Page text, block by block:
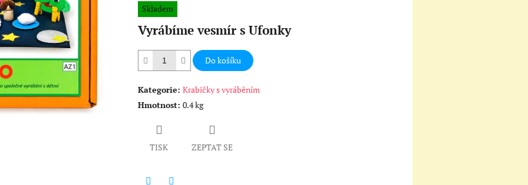
0,0
z
5
hvězdiček.
cena:
Skladem
Vyrábíme vesmír s Ufonky
Do košíku
Kategorie: Krabičky s vyráběním
Hmotnost: 0.4 kg
TISK ZEPTAT SE